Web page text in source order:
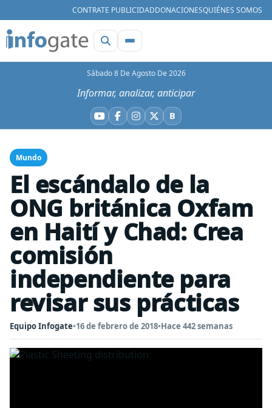
CONTRATE PUBLICIDADDONACIONESQUIÉNES SOMOS
Sábado 8 De Agosto De 2026
Informar, analizar, anticipar
YouTube
Facebook
Instagram
X BBluesky
Mundo
El escándalo de la
ONG británica Oxfam
en Haití y Chad: Crea
comisión
independiente para
revisar sus prácticas
Equipo Infogate•16 de febrero de 2018•Hace 442 semanas